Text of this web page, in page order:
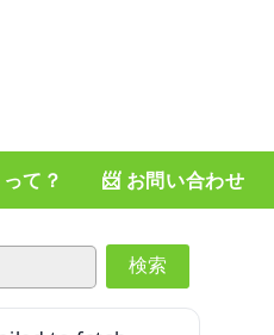
て？ 📨 お問い合わせ
検索